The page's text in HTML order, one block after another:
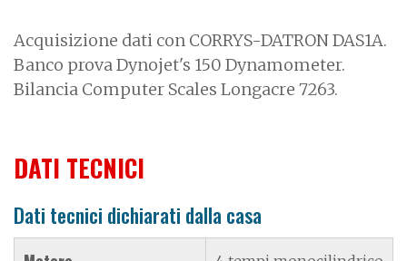
Acquisizione dati con CORRYS-DATRON DAS1A.
Banco prova Dynojet's 150 Dynamometer.
Bilancia Computer Scales Longacre 7263.
DATI TECNICI
Dati tecnici dichiarati dalla casa